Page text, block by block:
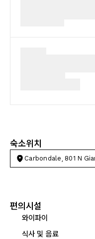
숙소위치
Carbondale, 801 N
편의시설
와이파이
식사 및 음료